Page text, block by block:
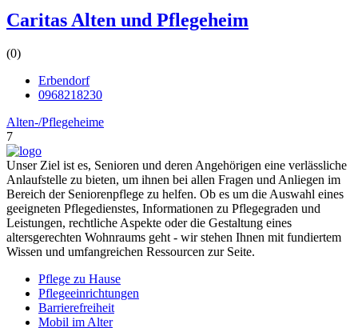
Caritas Alten und Pflegeheim
(0)
Erbendorf
0968218230
Alten-/Pflegeheime
7
Unser Ziel ist es, Senioren und deren Angehörigen eine verlässliche
Anlaufstelle zu bieten, um ihnen bei allen Fragen und Anliegen im
Bereich der Seniorenpflege zu helfen. Ob es um die Auswahl eines
geeigneten Pflegedienstes, Informationen zu Pflegegraden und
Leistungen, rechtliche Aspekte oder die Gestaltung eines
altersgerechten Wohnraums geht - wir stehen Ihnen mit fundiertem
Wissen und umfangreichen Ressourcen zur Seite.
Pflege zu Hause
Pflegeeinrichtungen
Barrierefreiheit
Mobil im Alter